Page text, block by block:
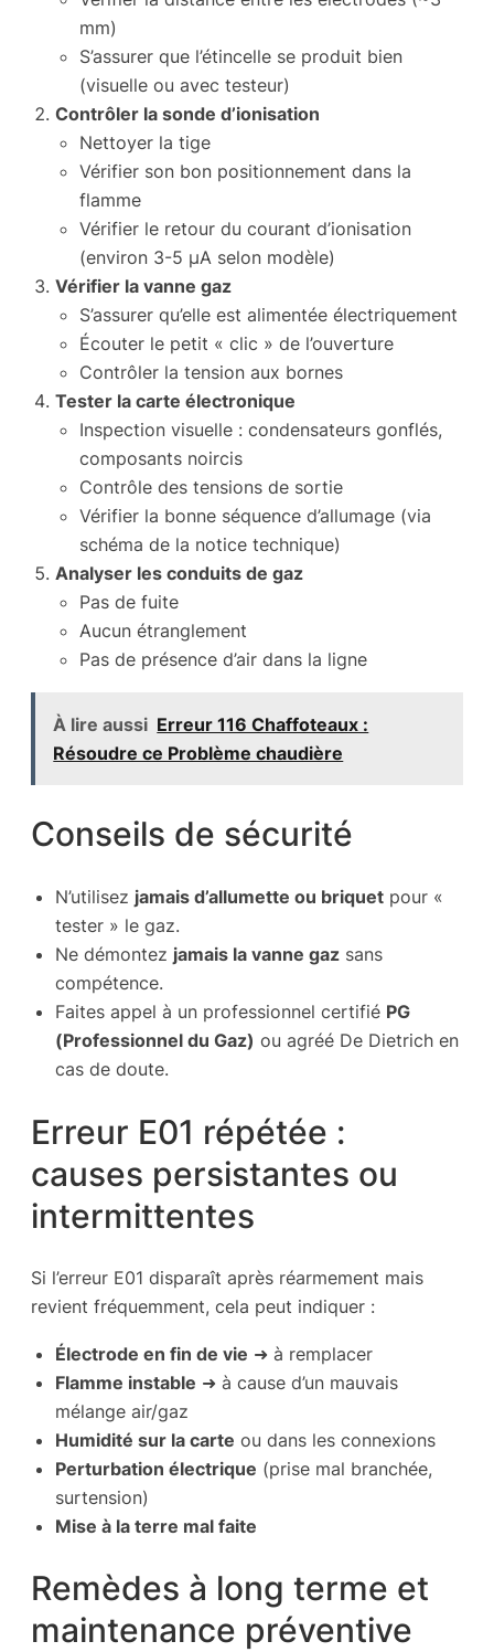
mm)
S’assurer que l’étincelle se produit bien
(visuelle ou avec testeur)
Contrôler la sonde d’ionisation
Nettoyer la tige
Vérifier son bon positionnement dans la
flamme
Vérifier le retour du courant d’ionisation
(environ 3-5 µA selon modèle)
Vérifier la vanne gaz
S’assurer qu’elle est alimentée électriquement
Écouter le petit « clic » de l’ouverture
Contrôler la tension aux bornes
Tester la carte électronique
Inspection visuelle : condensateurs gonflés,
composants noircis
Contrôle des tensions de sortie
Vérifier la bonne séquence d’allumage (via
schéma de la notice technique)
Analyser les conduits de gaz
Pas de fuite
Aucun étranglement
Pas de présence d’air dans la ligne
À lire aussi Erreur 116 Chaffoteaux :
Résoudre ce Problème chaudière
Conseils de sécurité
N’utilisez jamais d’allumette ou briquet pour «
tester » le gaz.
Ne démontez jamais la vanne gaz sans
compétence.
Faites appel à un professionnel certifié PG
(Professionnel du Gaz) ou agréé De Dietrich en
cas de doute.
Erreur E01 répétée :
causes persistantes ou
intermittentes
Si l’erreur E01 disparaît après réarmement mais
revient fréquemment, cela peut indiquer :
Électrode en fin de vie ➜ à remplacer
Flamme instable ➜ à cause d’un mauvais
mélange air/gaz
Humidité sur la carte ou dans les connexions
Perturbation électrique (prise mal branchée,
surtension)
Mise à la terre mal faite
Remèdes à long terme et
maintenance préventive